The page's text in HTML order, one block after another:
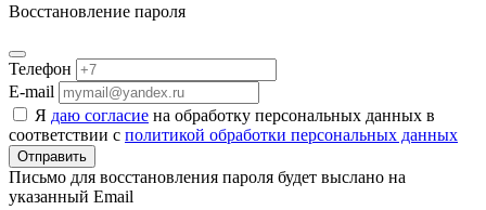
Восстановление пароля
Телефон
E-mail
Я даю согласие на обработку персональных данных в
соответствии с политикой обработки персональных данных
Отправить
Письмо для восстановления пароля будет выслано на
указанный Email